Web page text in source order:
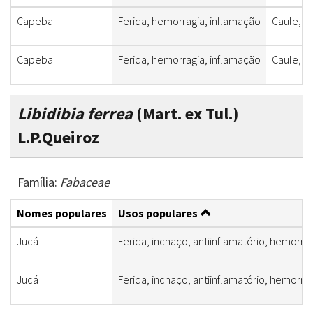
Capeba
Ferida, hemorragia, inflamação Caule,
Capeba Ferida, hemorragia, inflamação Caule,
Libidibia ferrea(Mart. ex Tul.)
L.P.Queiroz
Família: Fabaceae
Nomes populares
Usos populares
Jucá
Ferida, inchaço, antiinflamatório,
Jucá Ferida, inchaço, antiinflamatório,